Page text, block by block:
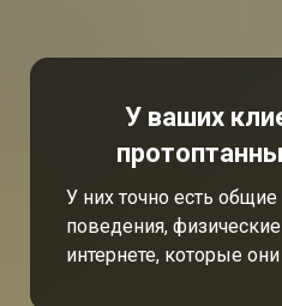
У ваших
У них точно есть общие
поведения,
интернете, которые